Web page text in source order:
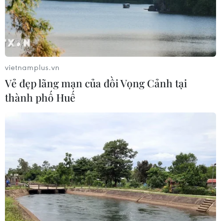
Thanh Hóa: Tạo điều kiện để người ở
xa trung tâm tiếp cận hành chính
công
Chuyển mạnh sang ngăn chặn,
phòng ngừa từ sớm, từ xa thông tin
xấu độc trên mạng
Xem thêm
vietnamplus.vn
Vẻ đẹp lãng mạn của đồi Vọng Cảnh tại
thành phố Huế